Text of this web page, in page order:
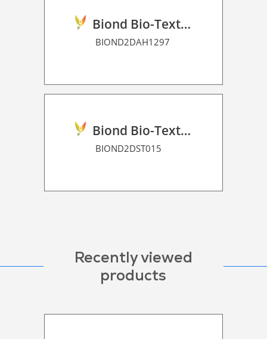
Biond Bio-Texture Decor Film 2D P HT
BIOND2DAH1297
Biond Bio-Texture Decor Film 2D P HT
BIOND2DST015
Recently viewed
products